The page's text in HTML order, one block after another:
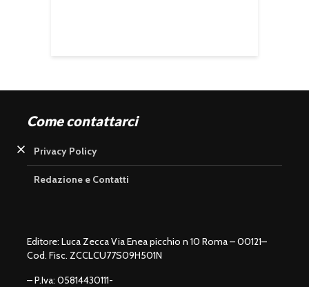
o
a
e
1
0
Come contattarci
Privacy Policy
Redazione e Contatti
Editore: Luca Zecca Via Enea picchio n 10 Roma – 00121–
Cod. Fisc. ZCCLCU77S09H501N
– P.Iva: 05814430111-